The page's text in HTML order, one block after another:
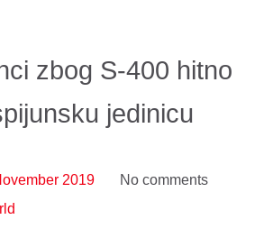
zbog S-400 hitno
jedinicu
2019
No comments